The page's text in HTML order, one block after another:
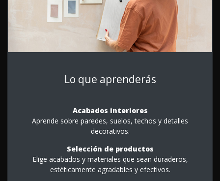
Lo que aprenderás
Acabados interiores
Aprende sobre paredes, suelos, techos y detalles
decorativos.
Selección de productos
Elige acabados y materiales que sean duraderos,
estéticamente agradables y efectivos.